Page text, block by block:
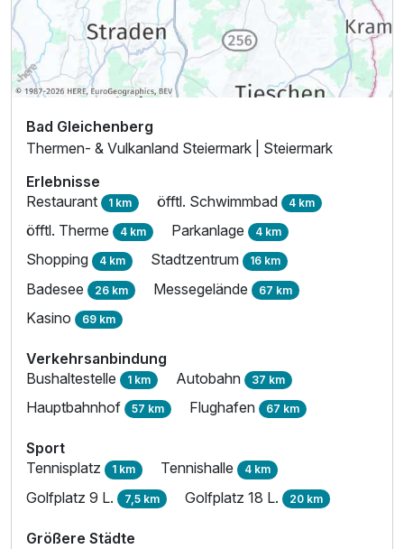
Bad Gleichenberg
Thermen- & Vulkanland Steiermark | Steiermark
Erlebnisse
Restaurant 1 km öfftl. Schwimmbad 4 km
öfftl. Therme 4 km Parkanlage 4 km
Shopping 4 km Stadtzentrum 16 km
Badesee 26 km Messegelände 67 km
Kasino 69 km
Verkehrsanbindung
Bushaltestelle 1 km Autobahn 37 km
Hauptbahnhof 57 km Flughafen 67 km
Sport
Tennisplatz 1 km Tennishalle 4 km
Golfplatz 9 L. 7,5 km Golfplatz 18 L. 20 km
Größere Städte